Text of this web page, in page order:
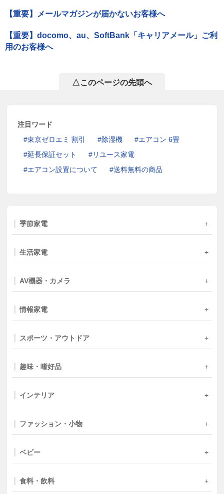
【重要】メールマガジンが届かないお客様へ
【重要】docomo、au、SoftBank「キャリアメール」ご利
用のお客様へ
△このページの先頭へ
注目ワード
東京ゼロエミ 割引
除湿機
エアコン 6畳
延長保証セット
リユース家電
エアコン設置について
送料無料の商品
季節家電
生活家電
AV機器・カメラ
情報家電
スポーツ・アウトドア
趣味・嗜好品
インテリア
ファッション・小物
ベビー
食料・飲料